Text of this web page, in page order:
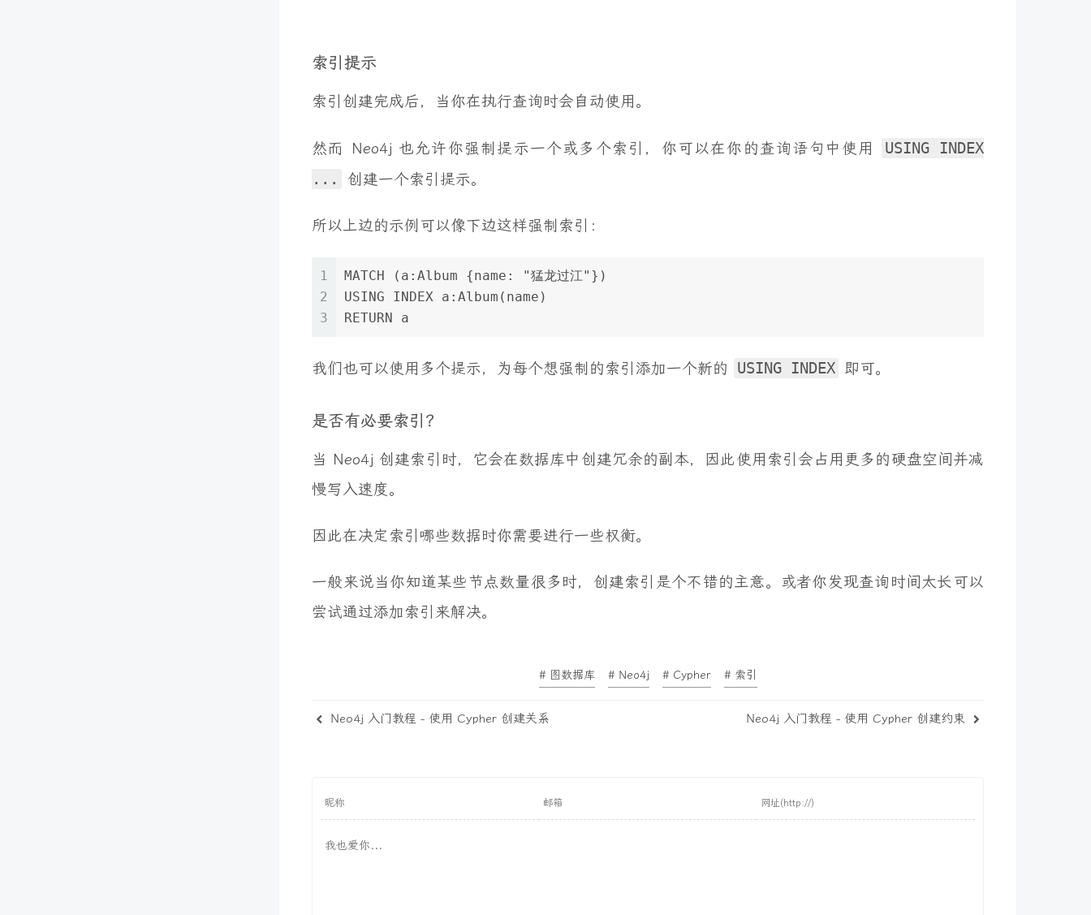
索引提示
索引创建完成后，当你在执行查询时会自动使用。
然而 Neo4j 也允许你强制提示一个或多个索引，你可以在你的查询语句中使用
USING INDEX
...
创建一个索引提示。
所以上边的示例可以像下边这样强制索引：
1
2
3
MATCH (a:Album {name: "猛龙过江"})
USING INDEX a:Album(name)
RETURN a
我们也可以使用多个提示，为每个想强制的索引添加一个新的 USING INDEX 即可。
是否有必要索引？
当 Neo4j 创建索引时，它会在数据库中创建冗余的副本，因此使用索引会占用更多的硬盘空间并减
慢写入速度。
因此在决定索引哪些数据时你需要进行一些权衡。
一般来说当你知道某些节点数量很多时，创建索引是个不错的主意。或者你发现查询时间太长可以
尝试通过添加索引来解决。
# 图数据库 # Neo4j # Cypher # 索引
Neo4j 入门教程 - 使用 Cypher 创建关系 Neo4j 入门教程 - 使用 Cypher 创建约束